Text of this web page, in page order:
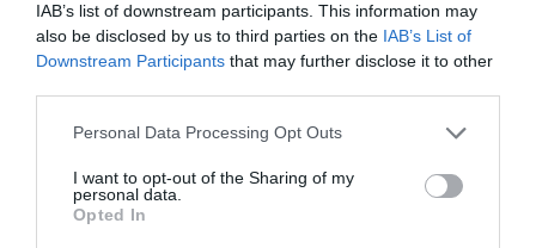
IAB’s list of downstream participants. This information may
also be disclosed by us to third parties on the IAB’s List of
Downstream Participants that may further disclose it to other
Personal Data Processing Opt Outs
I want to opt-out of the Sharing of my
personal data.
Opted In
zabezpieczenie procesora centralnego,
zabezpieczenie źródła IP, inspekcja ARP,
ograniczenie szybkości na bazie zasad
IEEE 802.1s, IEEE 802.1ab (LLDP), IEEE
RAM: 256 MB
Pamięć